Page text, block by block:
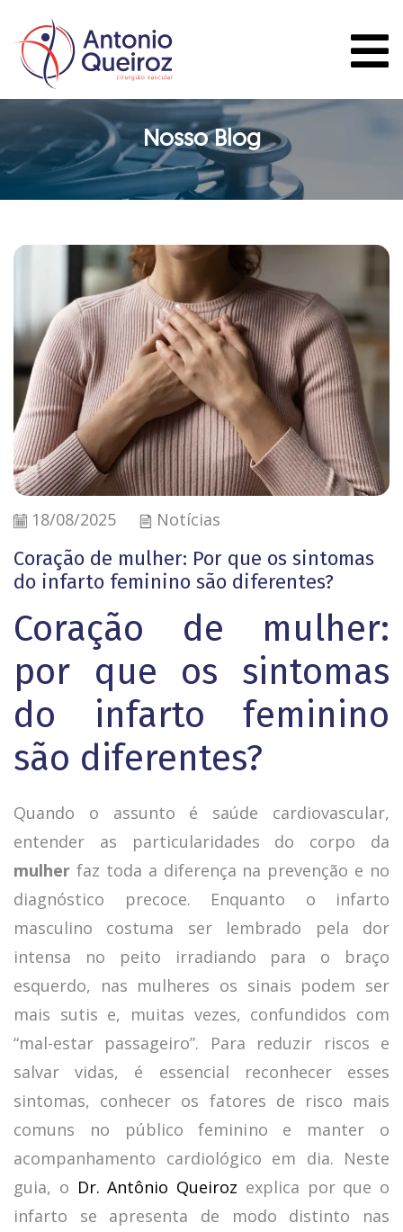
Nosso Blog
18/08/2025 Notícias
Coração de mulher: Por que os sintomas
do infarto feminino são diferentes?
Coração de mulher:
por que os sintomas
do infarto feminino
são diferentes?
Quando o assunto é saúde cardiovascular,
entender as particularidades do corpo da
mulher faz toda a diferença na prevenção e no
diagnóstico precoce. Enquanto o infarto
masculino costuma ser lembrado pela dor
intensa no peito irradiando para o braço
esquerdo, nas mulheres os sinais podem ser
mais sutis e, muitas vezes, confundidos com
“mal-estar passageiro”. Para reduzir riscos e
salvar vidas, é essencial reconhecer esses
sintomas, conhecer os fatores de risco mais
comuns no público feminino e manter o
acompanhamento cardiológico em dia. Neste
guia, o Dr. Antônio Queiroz explica por que o
infarto se apresenta de modo distinto nas